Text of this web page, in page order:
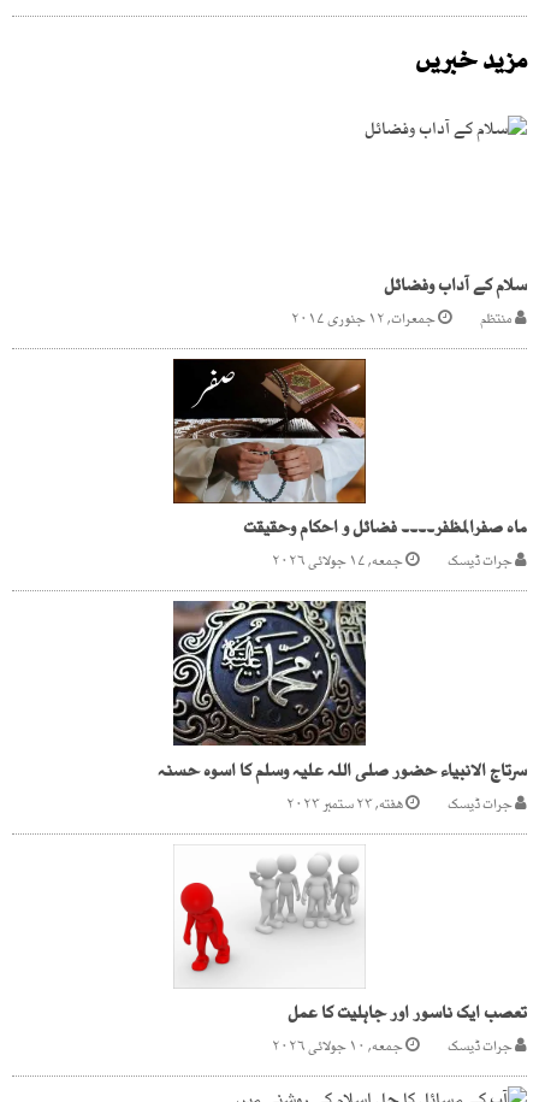
مزید خبریں
سلام کے آداب وفضائل
منتظم جمعرات, ۱۲ جنوری ۲۰۱۷
ماہ صفرالمظفر۔۔۔۔ فضائل و احکام وحقیقت
جرات ڈیسک جمعه, ۱۷ جولائی ۲۰۲۶
سرتاج الانبیاء حضور صلی اللہ علیہ وسلم کا اسوہ حسنہ
جرات ڈیسک هفته, ۲۳ ستمبر ۲۰۲۳
تعصب ایک ناسور اور جاہلیت کا عمل
جرات ڈیسک جمعه, ۱۰ جولائی ۲۰۲۶